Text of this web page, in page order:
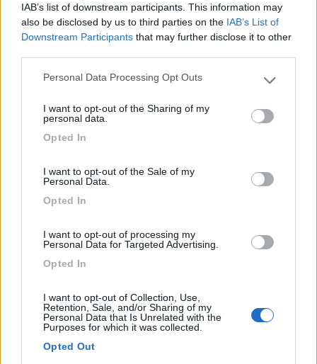
IAB’s list of downstream participants. This information may
also be disclosed by us to third parties on the IAB’s List of
Downstream Participants that may further disclose it to other
Please note that this website/app uses one or more Google
not limited to your visit or usage behaviour. You may click to
grant or deny consent to Google and its third-party tags to
use your data for below specified purposes in below Google
Personal Data Processing Opt Outs
I want to opt-out of the Sharing of my
personal data.
Opted In
I want to opt-out of the Sale of my
Personal Data.
Opted In
I want to opt-out of processing my
Personal Data for Targeted Advertising.
Opted In
I want to opt-out of Collection, Use,
Retention, Sale, and/or Sharing of my
Personal Data that Is Unrelated with the
Purposes for which it was collected.
Opted Out
Campeggio
Campeggio Grigna Residence
8,7 3
Servizi / Posizione
Immersa nel verde del Valsassina e a 3 km da Ballabio,
Ballabio (LC) - 40.5km